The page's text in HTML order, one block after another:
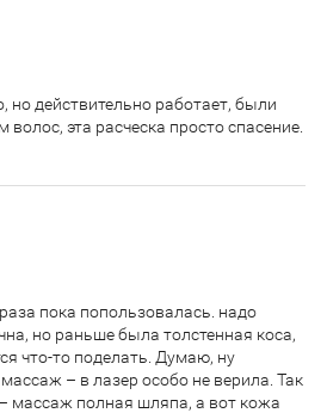
но действительно работает, были
эта расческа просто спасение.
пока попользовалась. надо
но раньше была толстенная коса,
что-то поделать. Думаю, ну
– в лазер особо не верила. Так
массаж полная шляпа, а вот кожа